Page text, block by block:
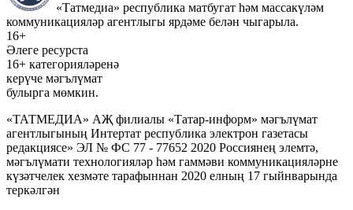
«Татмедиа» республика матбугат һәм массакүләм
коммуникацияләр агентлыгы ярдәме белән чыгарыла.
16+
Әлеге ресурста
16+ категорияләренә
керүче мәгълүмат
булырга мөмкин.
«ТАТМЕДИА» АҖ филиалы «Татар-информ» мәгълүмат
агентлыгының Интертат республика электрон газетасы
редакциясе» ЭЛ № ФС 77 - 77652 2020 Россиянең элемтә,
мәгълүмати технологияләр һәм гаммәви коммуникацияләрне
күзәтчелек хезмәте тарафыннан 2020 елның 17 гыйнварында
теркәлгән